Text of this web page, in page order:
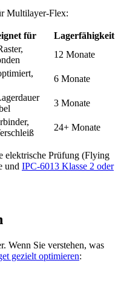
Multilayer-Flex:
für
Lagerfähigkeit
12 Monate
6 Monate
3 Monate
24+ Monate
elektrische Prüfung (Flying
und IPC-6013 Klasse 2 oder
Wenn Sie verstehen, was
gezielt optimieren: